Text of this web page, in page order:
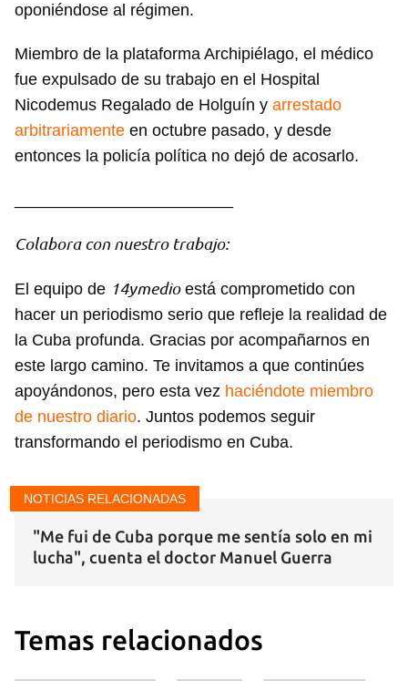
Guardar como favorito
oponiéndose al régimen.
Miembro de la plataforma Archipiélago, el médico
fue expulsado de su trabajo en el Hospital
Nicodemus Regalado de Holguín y arrestado
arbitrariamente en octubre pasado, y desde
entonces la policía política no dejó de acosarlo.
Colabora con nuestro trabajo:
El equipo de 14ymedioestá comprometido con
hacer un periodismo serio que refleje la realidad de
la Cuba profunda. Gracias por acompañarnos en
este largo camino. Te invitamos a que continúes
apoyándonos, pero esta vez haciéndote miembro
de nuestro diario. Juntos podemos seguir
transformando el periodismo en Cuba.
NOTICIAS RELACIONADAS
"Me fui de Cuba porque me sentía solo en mi
lucha", cuenta el doctor Manuel Guerra
Temas relacionados